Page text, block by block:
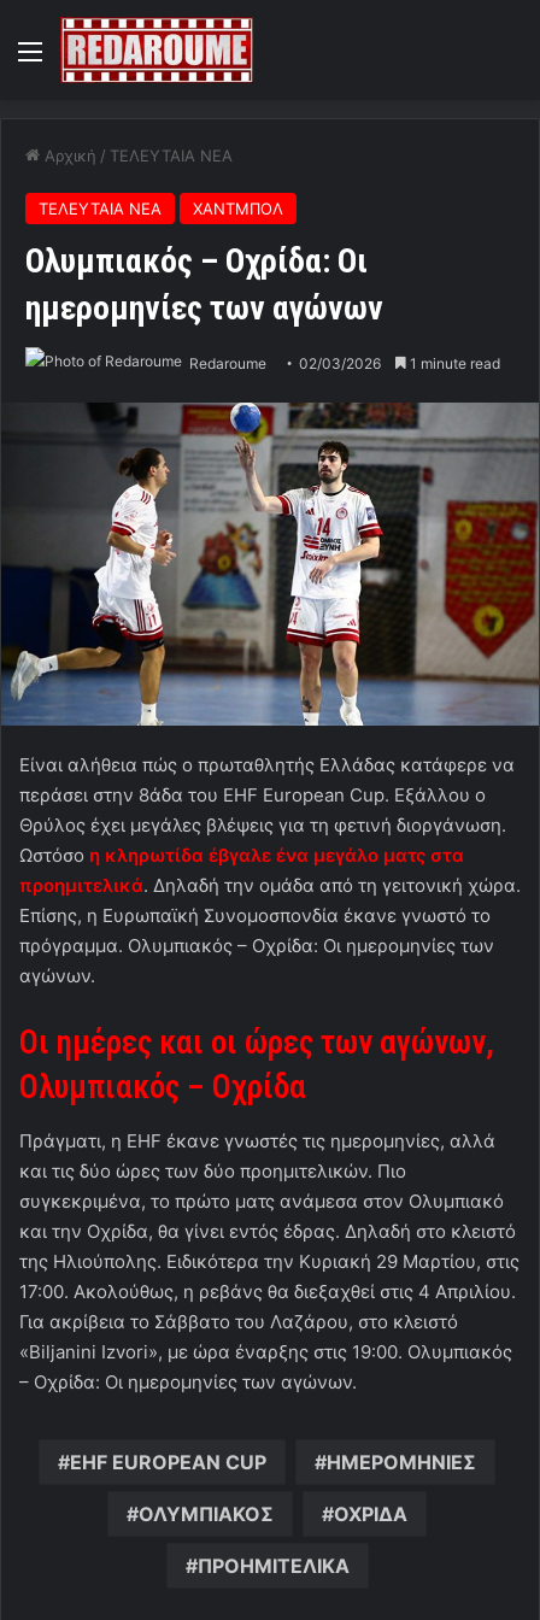
Menu
Αρχική / ΤΕΛΕΥΤΑΙΑ ΝΕΑ
ΤΕΛΕΥΤΑΙΑ ΝΕΑ ΧΑΝΤΜΠΟΛ
Ολυμπιακός – Οχρίδα: Οι
ημερομηνίες των αγώνων
Redaroume 02/03/2026 1 minute read
Είναι αλήθεια πώς ο πρωταθλητής Ελλάδας κατάφερε να
περάσει στην 8άδα του EHF European Cup. Εξάλλου ο
Θρύλος έχει μεγάλες βλέψεις για τη φετινή διοργάνωση.
Ωστόσο η κληρωτίδα έβγαλε ένα μεγάλο ματς στα
προημιτελικά. Δηλαδή την ομάδα από τη γειτονική χώρα.
Επίσης, η Ευρωπαϊκή Συνομοσπονδία έκανε γνωστό το
πρόγραμμα. Ολυμπιακός – Οχρίδα: Οι ημερομηνίες των
αγώνων.
Οι ημέρες και οι ώρες των αγώνων,
Ολυμπιακός – Οχρίδα
Πράγματι, η EHF έκανε γνωστές τις ημερομηνίες, αλλά
και τις δύο ώρες των δύο προημιτελικών. Πιο
συγκεκριμένα, το πρώτο ματς ανάμεσα στον Ολυμπιακό
και την Οχρίδα, θα γίνει εντός έδρας. Δηλαδή στο κλειστό
της Ηλιούπολης. Ειδικότερα την Κυριακή 29 Μαρτίου, στις
17:00. Ακολούθως, η ρεβάνς θα διεξαχθεί στις 4 Απριλίου.
Για ακρίβεια το Σάββατο του Λαζάρου, στο κλειστό
«Biljanini Izvori», με ώρα έναρξης στις 19:00. Ολυμπιακός
– Οχρίδα: Οι ημερομηνίες των αγώνων.
EHF EUROPEAN CUP ΗΜΕΡΟΜΗΝΙΕΣ
ΟΛΥΜΠΙΑΚΟΣ ΟΧΡΙΔΑ
ΠΡΟΗΜΙΤΕΛΙΚΑ